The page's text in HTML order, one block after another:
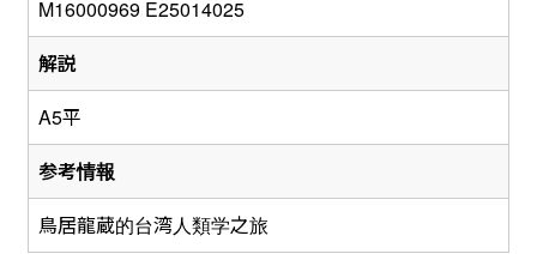
M16000969 E25014025
解説
A5平
参考情報
鳥居龍蔵的台湾人類学之旅